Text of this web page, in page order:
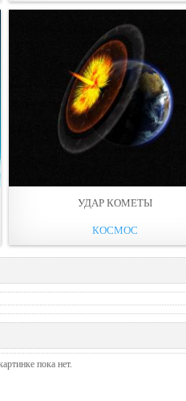
УДАР КОМЕТЫ
КОСМОС
пока нет.